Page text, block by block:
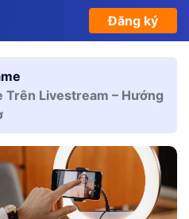
Đăng ký
Trên Livestream – Hướng